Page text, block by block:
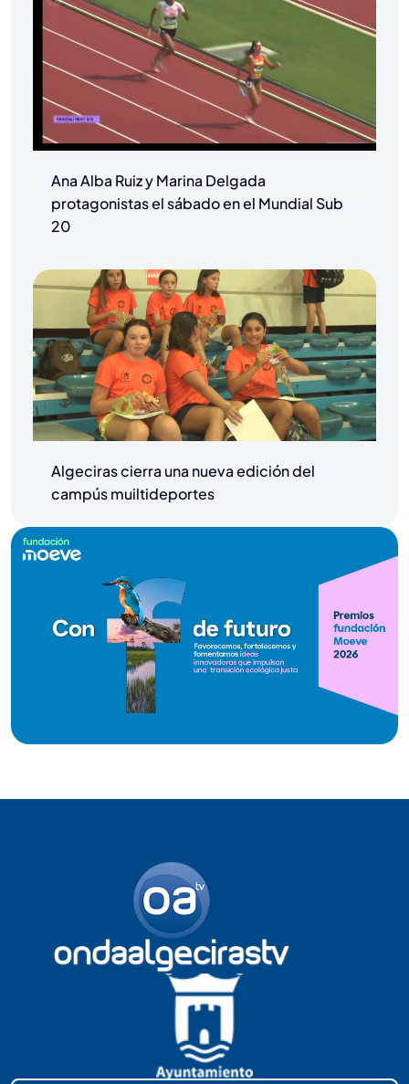
Ana Alba Ruiz y Marina Delgada
protagonistas el sábado en el Mundial Sub
20
Algeciras cierra una nueva edición del
campús muiltideportes